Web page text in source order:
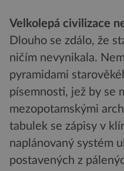
Velkolepá civilizace
Dlouho se zdálo, že
ničím nevynikala.
pyramidami
písemnosti, jež by se
mezopotamskými
tabulek se zápisy v
naplánovaný systém
postavených z